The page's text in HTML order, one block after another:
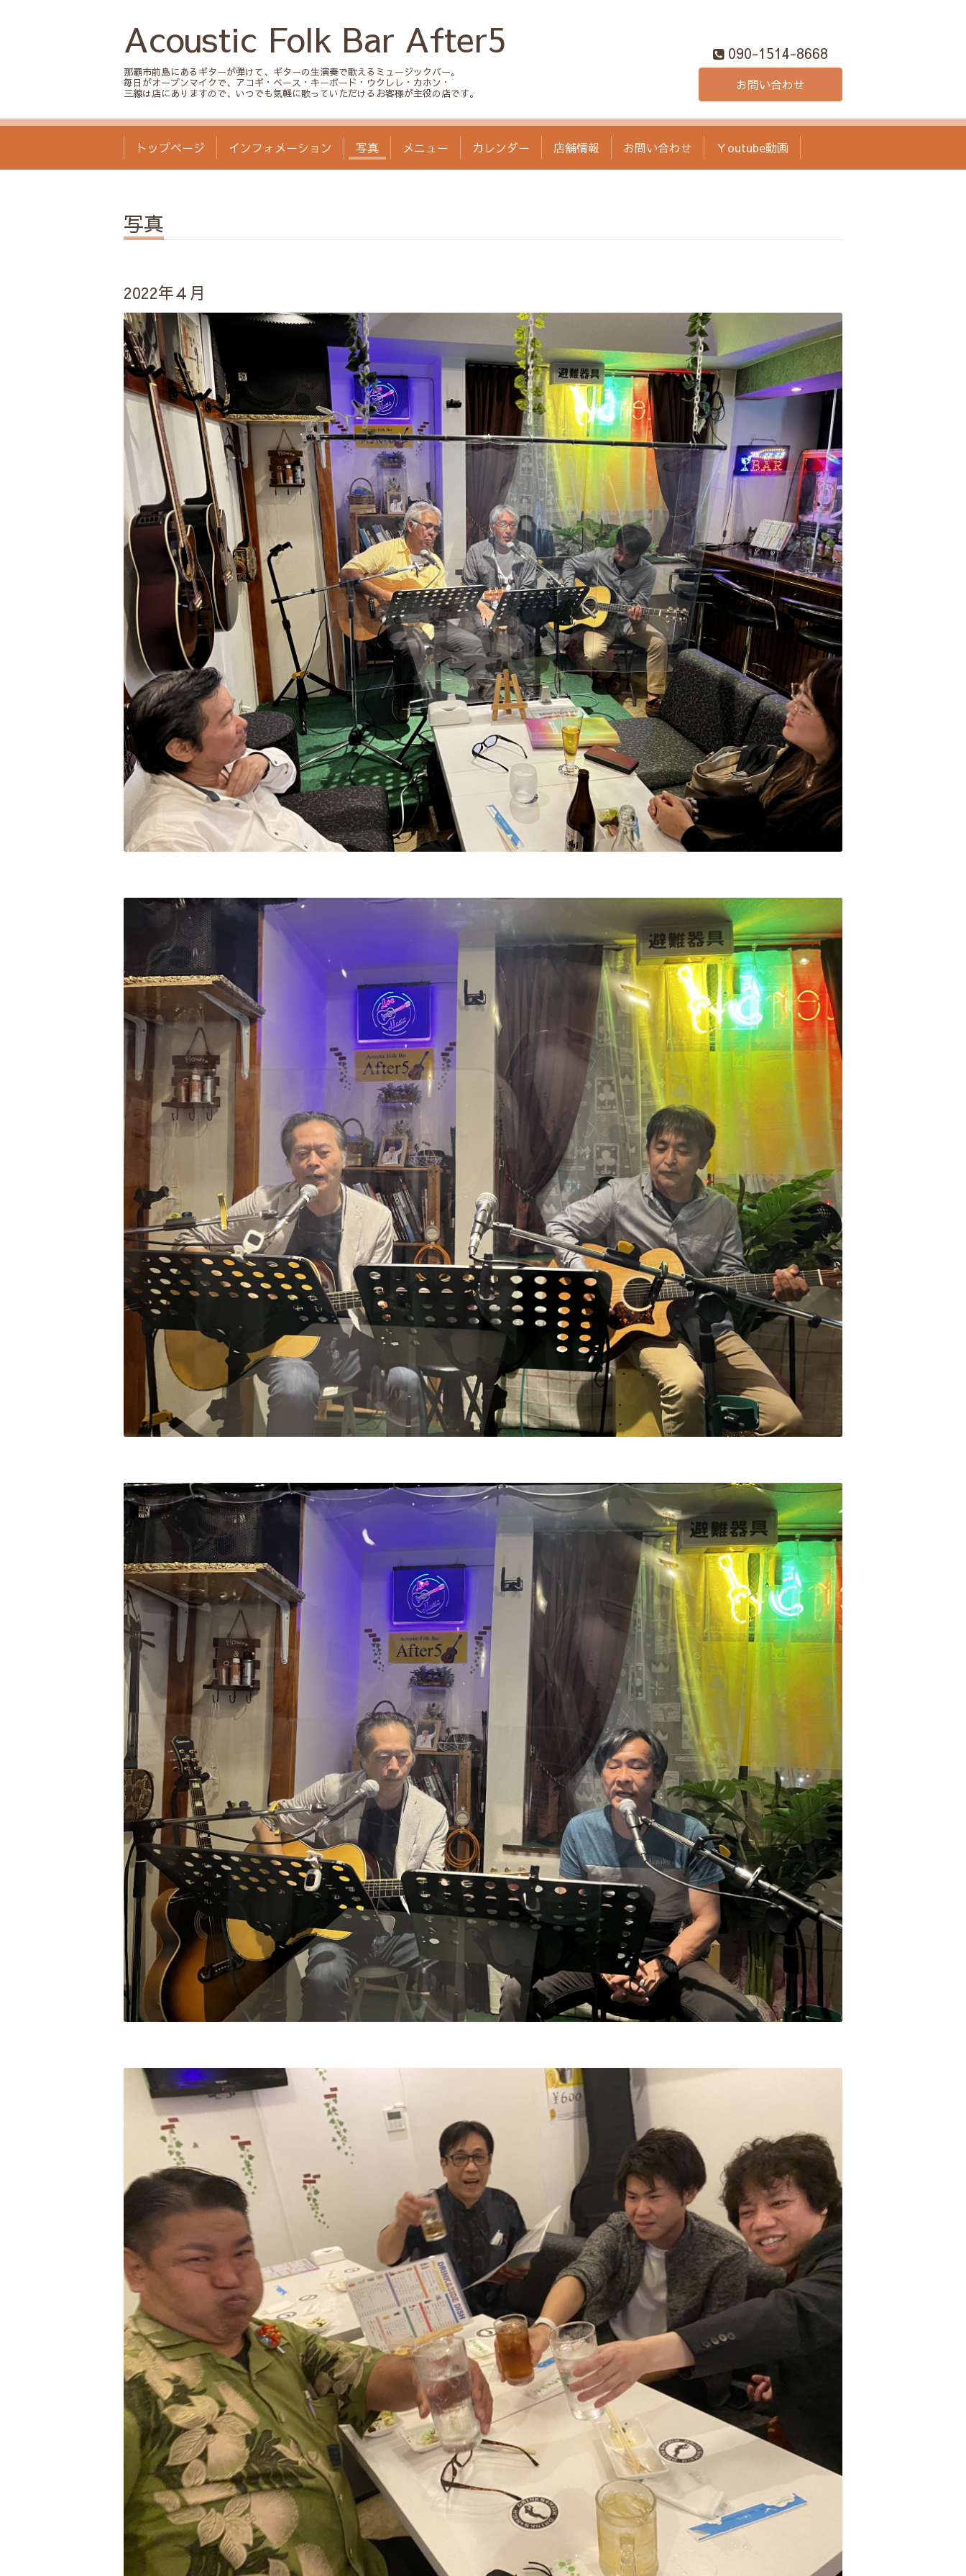
Acoustic Folk Bar After5
那覇市前島にあるギターが弾けて、ギターの生演奏で歌えるミュージックバー。
毎日がオープンマイクで、アコギ・ベース・キーボード・ウクレレ・カホン・
三線は店にありますので、いつでも気軽に歌っていただけるお客様が主役の店です。
090-1514-8668
お問い合わせ
トップページ インフォメーション 写真 メニュー カレンダー 店舗情報 お問い合わせ Ｙoutube動画
写真
2022年４月